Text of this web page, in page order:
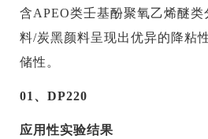
含APEO类壬基酚聚氧乙烯醚
料/炭黑颜料呈现出优异的降粘
储性。
01、DP220
应用性实验结果